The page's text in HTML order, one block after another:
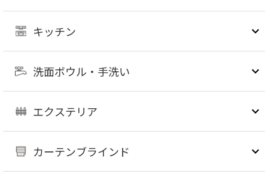
キッチン
洗面ボウル・手洗い
エクステリア
カーテンブラインド